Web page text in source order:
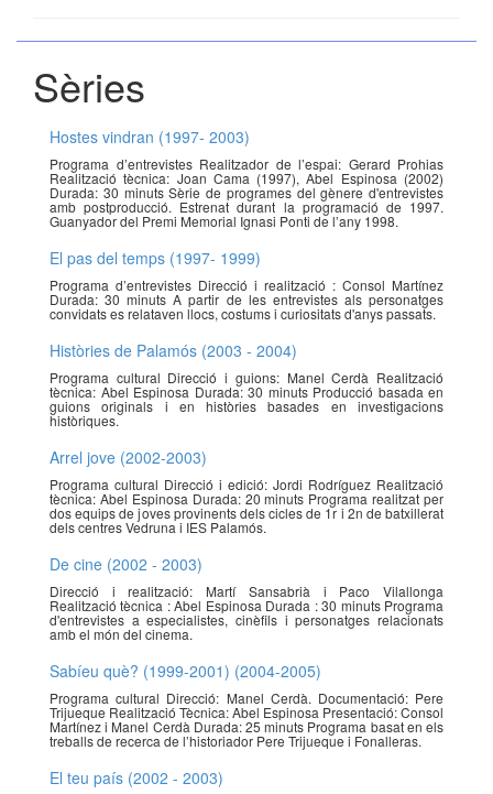
Sèries
Hostes vindran (1997- 2003)
Programa d’entrevistes Realitzador de l’espai: Gerard Prohias
Realització tècnica: Joan Cama (1997), Abel Espinosa (2002)
Durada: 30 minuts Sèrie de programes del gènere d'entrevistes
amb postproducció. Estrenat durant la programació de 1997.
Guanyador del Premi Memorial Ignasi Ponti de l’any 1998.
El pas del temps (1997- 1999)
Programa d’entrevistes Direcció i realització : Consol Martínez
Durada: 30 minuts A partir de les entrevistes als personatges
convidats es relataven llocs, costums i curiositats d'anys passats.
Històries de Palamós (2003 - 2004)
Programa cultural Direcció i guions: Manel Cerdà Realització
tècnica: Abel Espinosa Durada: 30 minuts Producció basada en
guions originals i en històries basades en investigacions
històriques.
Arrel jove (2002-2003)
Programa cultural Direcció i edició: Jordi Rodríguez Realització
tècnica: Abel Espinosa Durada: 20 minuts Programa realitzat per
dos equips de joves provinents dels cicles de 1r i 2n de batxillerat
dels centres Vedruna i IES Palamós.
De cine (2002 - 2003)
Direcció i realització: Martí Sansabrià i Paco Vilallonga
Realització tècnica : Abel Espinosa Durada : 30 minuts Programa
d'entrevistes a especialistes, cinèfils i personatges relacionats
amb el món del cinema.
Sabíeu què? (1999-2001) (2004-2005)
Programa cultural Direcció: Manel Cerdà. Documentació: Pere
Trijueque Realització Tècnica: Abel Espinosa Presentació: Consol
Martínez i Manel Cerdà Durada: 25 minuts Programa basat en els
treballs de recerca de l’historiador Pere Trijueque i Fonalleras.
El teu país (2002 - 2003)